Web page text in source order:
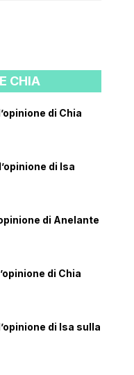
CHIA
di Chia
di Isa
di Anelante
di Chia
di Isa sulla